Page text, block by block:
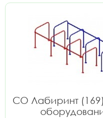
СО Лабиринт